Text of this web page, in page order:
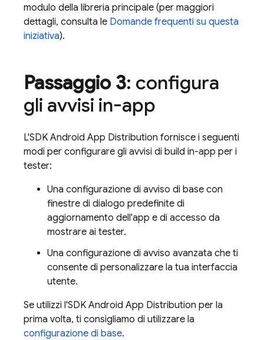
modulo della libreria principale (per maggiori
dettagli, consulta le Domande frequenti su questa
iniziativa).
Passaggio 3: configura
gli avvisi in-app
L'SDK Android App Distribution fornisce i seguenti
modi per configurare gli avvisi di build in-app per i
tester:
Una configurazione di avviso di base con
finestre di dialogo predefinite di
aggiornamento dell'app e di accesso da
mostrare ai tester.
Una configurazione di avviso avanzata che ti
consente di personalizzare la tua interfaccia
utente.
Se utilizzi l'SDK Android App Distribution per la
prima volta, ti consigliamo di utilizzare la
configurazione di base.